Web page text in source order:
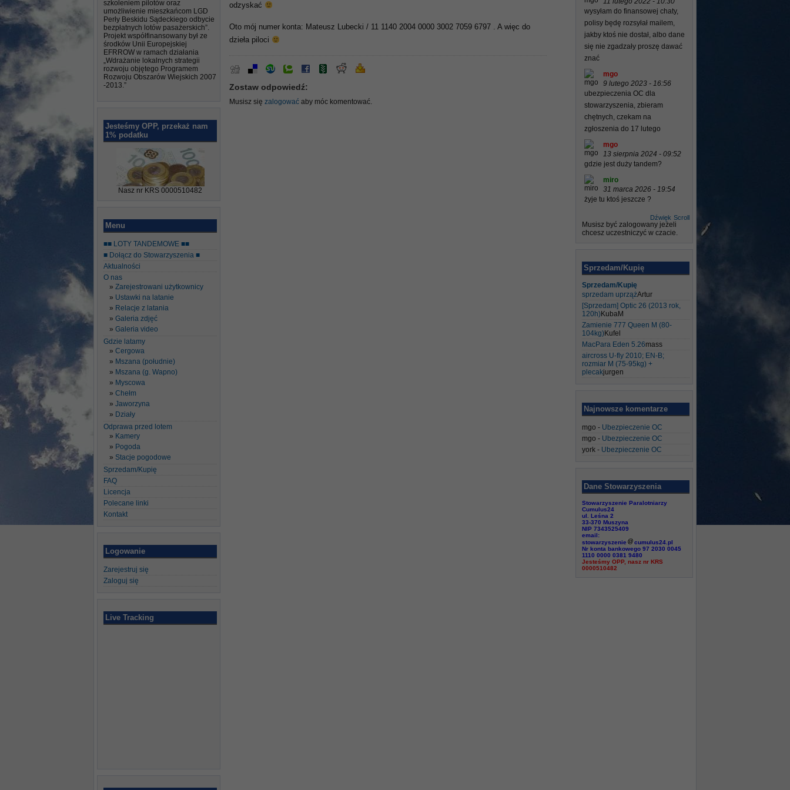
szkoleniem pilotów oraz
umożliwienie mieszkańcom LGD
Perły Beskidu Sądeckiego odbycie
bezpłatnych lotów pasażerskich”.
Projekt współfinansowany był ze
środków Unii Europejskiej
EFRROW w ramach działania
„Wdrażanie lokalnych strategii
rozwoju objętego Programem
Rozwoju Obszarów Wiejskich 2007
-2013.”
Jesteśmy OPP, przekaż nam
1% podatku
Nasz nr KRS 0000510482
Menu
■■ LOTY TANDEMOWE ■■
■ Dołącz do Stowarzyszenia ■
Aktualności
O nas
Zarejestrowani użytkownicy
Ustawki na latanie
Relacje z latania
Galeria zdjęć
Galeria video
Gdzie latamy
Cergowa
Mszana (południe)
Mszana (g. Wapno)
Myscowa
Chełm
Jaworzyna
Działy
Odprawa przed lotem
Kamery
Pogoda
Stacje pogodowe
Sprzedam/Kupię
FAQ
Licencja
Polecane linki
Kontakt
Logowanie
Zarejestruj się
Zaloguj się
Live Tracking
odzyskać
Oto mój numer konta: Mateusz Lubecki / 11 1140 2004 0000 3002 7059 6797 . A więc do
dzieła piloci
Zostaw odpowiedź:
Musisz się zalogować aby móc komentować.
wysyłam do finansowej chaty,
polisy będę rozsyłał mailem,
jakby ktoś nie dostał, albo dane
się nie zgadzały proszę dawać
znać
mgo
9 lutego 2023 - 16:56
ubezpieczenia OC dla
stowarzyszenia, zbieram
chętnych, czekam na
zgłoszenia do 17 lutego
mgo
13 sierpnia 2024 - 09:52
gdzie jest duży tandem?
miro
31 marca 2026 - 19:54
żyje tu ktoś jeszcze ?
Scroll
Dźwięk
Musisz być zalogowany jeżeli
chcesz uczestniczyć w czacie.
Sprzedam/Kupię
Sprzedam/Kupię
sprzedam uprzążArtur
[Sprzedam] Optic 26 (2013 rok,
120h) KubaM
Zamienie 777 Queen M (80-
104kg) Kufel
MacPara Eden 5.26mass
aircross U-fly 2010; EN-B;
rozmiar M (75-95kg) +
plecakjurgen
Najnowsze komentarze
mgo - Ubezpieczenie OC
mgo - Ubezpieczenie OC
york - Ubezpieczenie OC
Dane Stowarzyszenia
Stowarzyszenie Paralotniarzy
Cumulus24
ul. Leśna 2
33-370 Muszyna
NIP 7343525409
email:
stowarzyszenie
cumulus24.pl
Nr konta bankowego 97 2030 0045
1110 0000 0381 9480
Jesteśmy OPP, nasz nr KRS
0000510482